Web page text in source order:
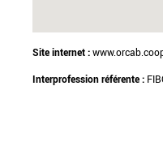
Site internet :
Interprofession référente :